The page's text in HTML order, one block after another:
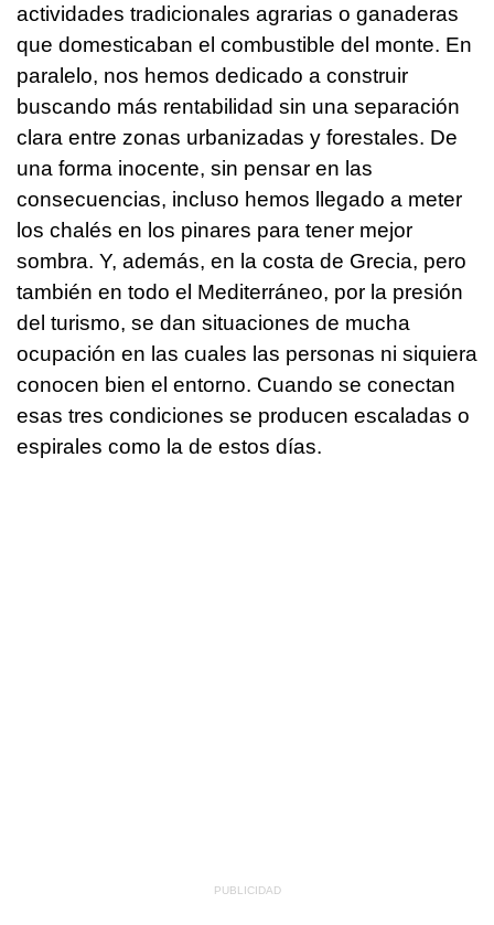
actividades tradicionales agrarias o ganaderas
que domesticaban el combustible del monte. En
paralelo, nos hemos dedicado a construir
buscando más rentabilidad sin una separación
clara entre zonas urbanizadas y forestales. De
una forma inocente, sin pensar en las
consecuencias, incluso hemos llegado a meter
los chalés en los pinares para tener mejor
sombra. Y, además, en la costa de Grecia, pero
también en todo el Mediterráneo, por la presión
del turismo, se dan situaciones de mucha
ocupación en las cuales las personas ni siquiera
conocen bien el entorno. Cuando se conectan
esas tres condiciones se producen escaladas o
espirales como la de estos días.